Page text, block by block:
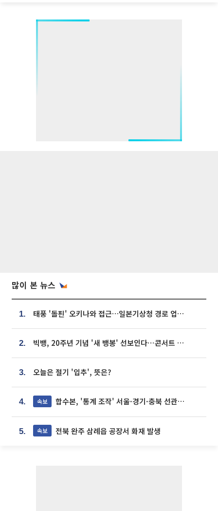
많이 본 뉴스
1. 태풍 '돌핀' 오키나와 접근…일본기상청 경로 업데이트
2. 빅뱅, 20주년 기념 '새 뱅봉' 선보인다⋯콘서트 앞두고 팝업 개최
3. 오늘은 절기 '입추', 뜻은?
4. 속보 합수본, '통계 조작' 서울·경기·충북 선관위 등 추가 압수수색
5. 속보 전북 완주 삼례읍 공장서 화재 발생